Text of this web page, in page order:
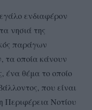
ενδιαφέρον
νησιά της
παράγων
τα οποία κάνουν
ένα θέμα το οποίο
που είναι
Περιφέρεια Νοτίου